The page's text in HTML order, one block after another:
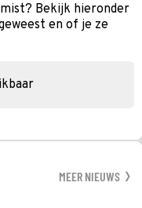
Bekijk hieronder
en of je ze
MEER NIEUWS